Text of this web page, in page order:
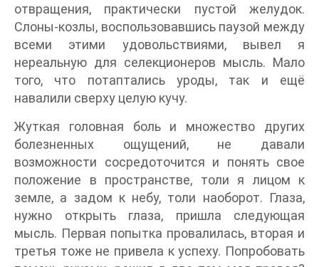
отвращения, практически пустой желудок.
Слоны-козлы, воспользовавшись паузой между
всеми этими удовольствиями, вывел я
нереальную для селекционеров мысль. Мало
того, что потаптались уроды, так и ещё
навалили сверху целую кучу.
Жуткая головная боль и множество других
болезненных ощущений, не давали
возможности сосредоточится и понять свое
положение в пространстве, толи я лицом к
земле, а задом к небу, толи наоборот. Глаза,
нужно открыть глаза, пришла следующая
мысль. Первая попытка провалилась, вторая и
третья тоже не привела к успеху. Попробовать